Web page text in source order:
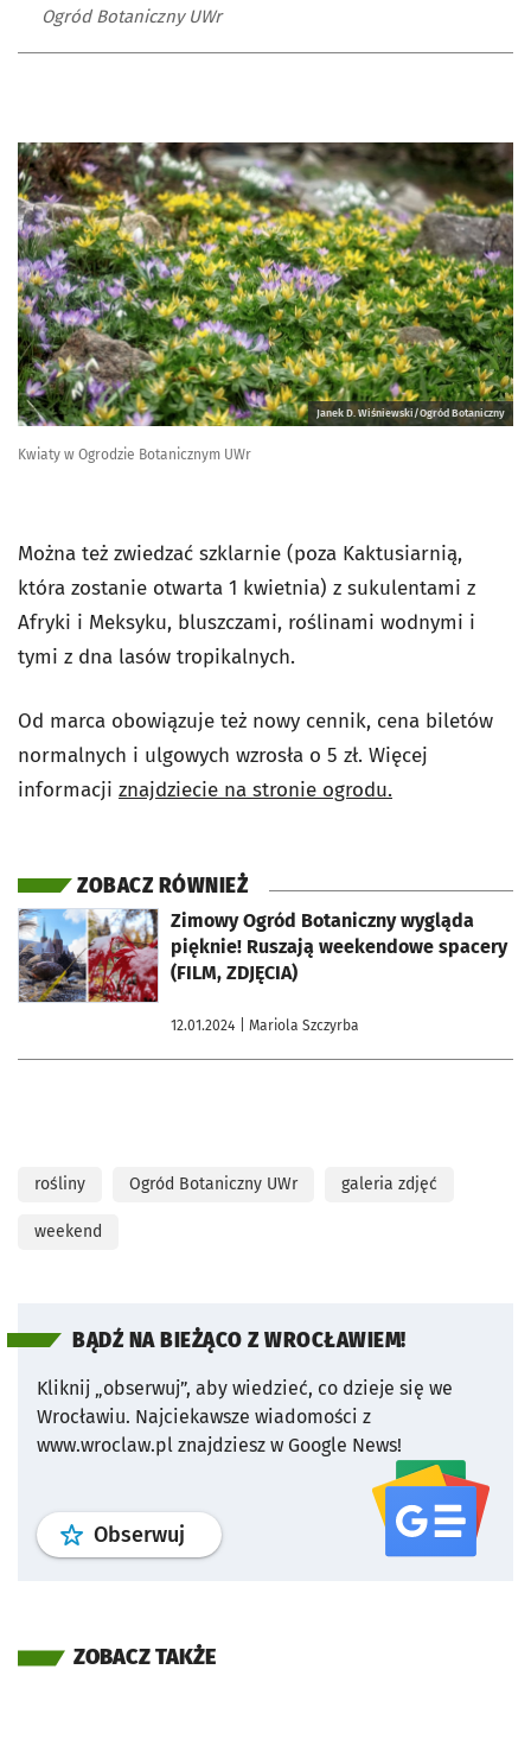
Ogród Botaniczny UWr
Janek D. Wiśniewski/Ogród Botaniczny
Kwiaty w Ogrodzie Botanicznym UWr
Można też zwiedzać szklarnie (poza Kaktusiarnią,
która zostanie otwarta 1 kwietnia) z sukulentami z
Afryki i Meksyku, bluszczami, roślinami wodnymi i
tymi z dna lasów tropikalnych.
Od marca obowiązuje też nowy cennik, cena biletów
normalnych i ulgowych wzrosła o 5 zł. Więcej
informacji znajdziecie na stronie ogrodu.
ZOBACZ RÓWNIEŻ
Zimowy Ogród Botaniczny wygląda
pięknie! Ruszają weekendowe spacery
(FILM, ZDJĘCIA)
12.01.2024 | Mariola Szczyrba
otworzy się w nowej karcie
rośliny Ogród Botaniczny UWr galeria zdjęć
weekend
BĄDŹ NA BIEŻĄCO Z WROCŁAWIEM!
Kliknij „obserwuj”, aby wiedzieć, co dzieje się we
Wrocławiu. Najciekawsze wiadomości z
www.wroclaw.pl znajdziesz w Google News!
Obserwuj profil serwisu
ZOBACZ TAKŻE